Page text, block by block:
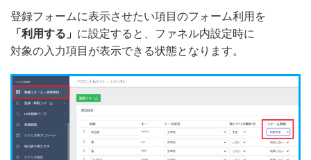
登録フォームに表示させたい項目のフォーム利用を
「利用する」 に設定すると、ファネル内設定時に
対象の入力項目が表示できる状態となります。